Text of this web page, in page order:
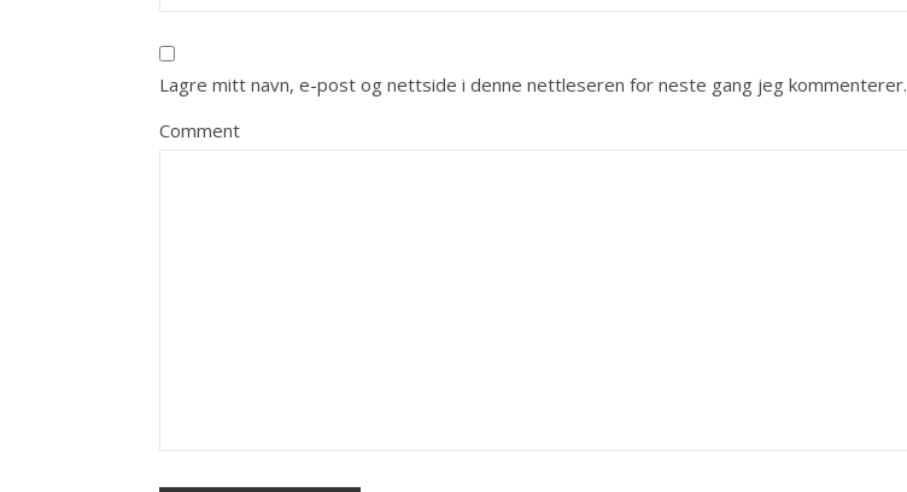
Lagre mitt navn, e-post og nettside i denne nettleseren for neste gang jeg kommenterer.
Comment